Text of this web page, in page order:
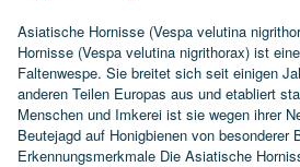
Asiatische Hornisse (Vespa velutina
Hornisse (Vespa velutina nigrithorax) ist
Faltenwespe. Sie breitet sich seit einigen
anderen Teilen Europas aus und etabliert
Menschen und Imkerei ist sie wegen ihrer
Beutejagd auf Honigbienen von besonderer
Erkennungsmerkmale Die Asiatische